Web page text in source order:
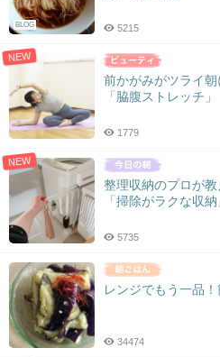
BLOG 5215
NEW
前かがみがツライ
「脇腹ストレッチ」
1779
NEW
整理収納のプロが
「掃除がラクな収
5735
レンジでもう一品！
34474